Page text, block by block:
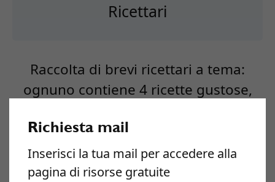
Richiesta mail
Inserisci la tua mail per accedere alla
pagina di risorse gratuite
Ricettari
Raccolta di brevi ricettari a tema:
ognuno contiene 4 ricette gustose,
dai nostri esperti di cucina naturale.